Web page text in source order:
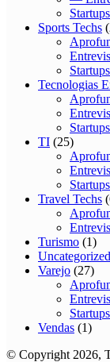
Sports Techs
Tecnologias
TI (25)
Travel Techs
Turismo (1)
Uncategorized
Varejo (27)
Vendas (1)
© Copyright 2026,